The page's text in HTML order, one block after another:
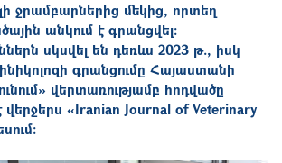
ջրամբարներից մեկից, որտեղ
անկում է գրանցվել:
սկսվել են դեռևս 2023 թ., իսկ
գրանցումը Հայաստանի
վերտառությամբ հոդվածը
«Iranian Journal of Veterinary